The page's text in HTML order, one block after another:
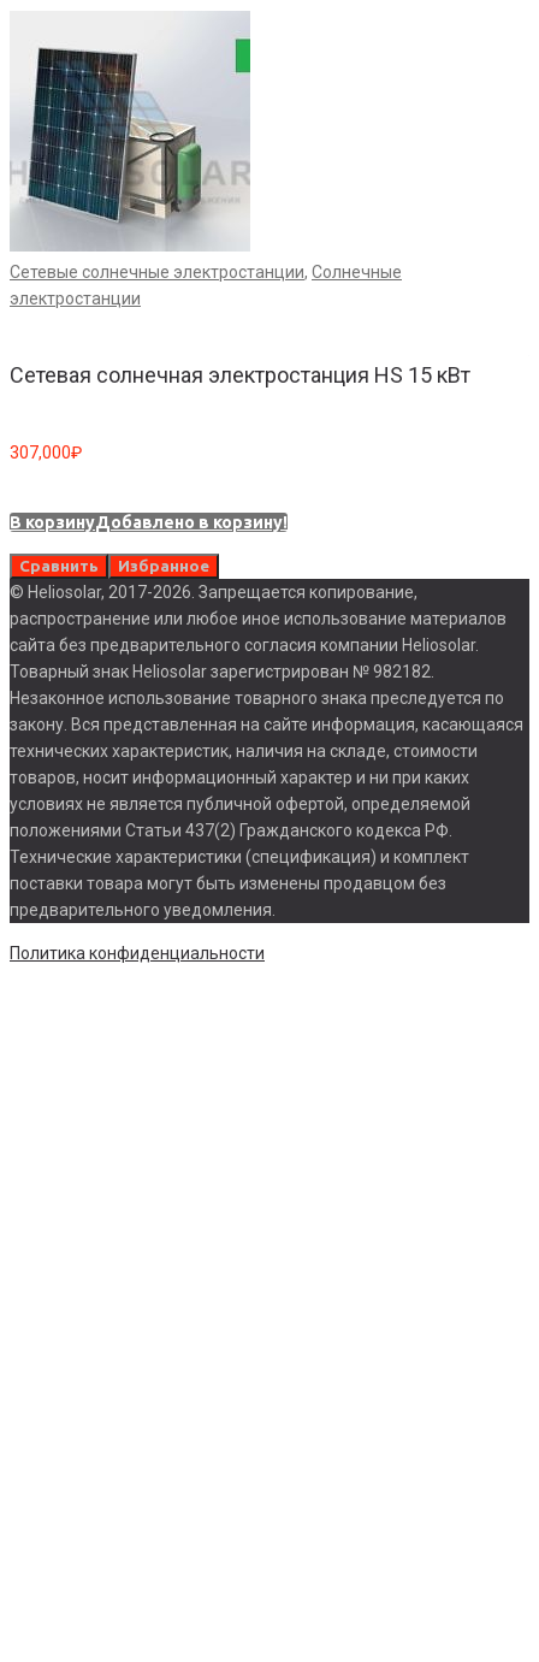
Сетевые солнечные электростанции, Солнечные
электростанции
Сетевая солнечная электростанция HS 15 кВт
307,000₽
В корзинуДобавлено в корзину!
Сравнить Избранное
© Heliosolar, 2017-2026. Запрещается копирование,
распространение или любое иное использование материалов
сайта без предварительного согласия компании Heliosolar.
Товарный знак Heliosolar зарегистрирован № 982182.
Незаконное использование товарного знака преследуется по
закону. Вся представленная на сайте информация, касающаяся
технических характеристик, наличия на складе, стоимости
товаров, носит информационный характер и ни при каких
условиях не является публичной офертой, определяемой
положениями Статьи 437(2) Гражданского кодекса РФ.
Технические характеристики (спецификация) и комплект
поставки товара могут быть изменены продавцом без
предварительного уведомления.
Политика конфиденциальности